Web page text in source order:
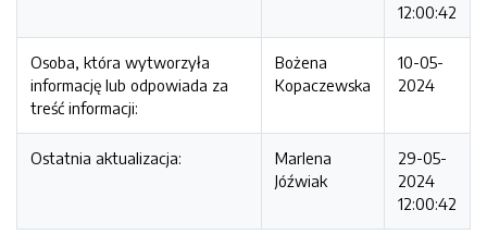
12:00:42
Osoba, która wytworzyła
informację lub odpowiada za
treść informacji:
Bożena
Kopaczewska
10-05-
2024
Ostatnia aktualizacja:
Marlena
Jóźwiak
29-05-
2024
12:00:42